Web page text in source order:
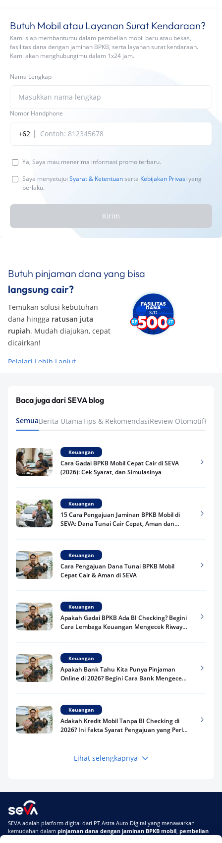
Butuh Mobil atau Layanan Surat Kendaraan?
Kami siap membantumu dalam pembelian mobil baru atau bekas,
fasilitas dana dengan jaminan BPKB, serta layanan surat kendaraan.
Kami akan menghubungimu dalam 1x24 jam.
Nama Lengkap
Nomor Handphone
+62
Ya, Saya mau menerima informasi promo terbaru.
Saya menyetujui Syarat & Ketentuanserta Kebijakan Privasi yang
berlaku.
Kirim
Butuh pinjaman dana yang bisa
langsung cair?
Temukan solusi kebutuhan
dana hingga ratusan juta
rupiah. Mudah diajukan, cepat
dicairkan!
Pelajari Lebih Lanjut
Baca juga dari SEVA blog
SemuaBerita UtamaTips & RekomendasiReview Otomotif
Keuangan
Cara Gadai BPKB Mobil Cepat Cair di SEVA
(2026): Cek Syarat, dan Simulasinya
Keuangan
15 Cara Pengajuan Jaminan BPKB Mobil di
SEVA: Dana Tunai Cair Cepat, Aman dan
Keuangan
Cara Pengajuan Dana Tunai BPKB Mobil
Cepat Cair & Aman di SEVA
Keuangan
Apakah Gadai BPKB Ada BI Checking? Begini
Cara Lembaga Keuangan Mengecek Riwayat
Keuangan
Apakah Bank Tahu Kita Punya Pinjaman
Online di 2026? Begini Cara Bank Mengecek
Keuangan
Adakah Kredit Mobil Tanpa BI Checking di
2026? Ini Fakta Syarat Pengajuan yang Perlu
Keuangan
Terpercaya
Telat Bayar Pinjol 2 Hari, Apakah Langsung
Masuk BI Checking? Simak Peraturan
Lihat selengkapnya
SEVA adalah platform digital dari PT Astra Auto Digital yang menawarkan
kemudahan dalam pinjaman dana dengan jaminan BPKB mobil pembelian